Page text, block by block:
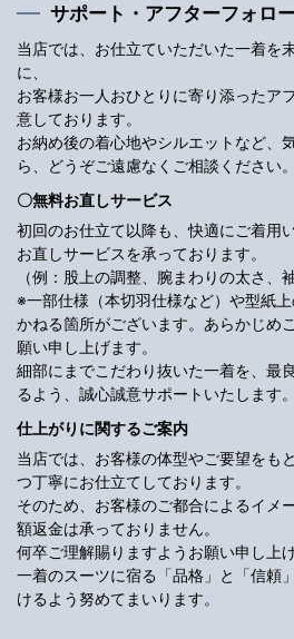
サポート・アフターフォロ
当店では、お仕立ていただいた一着を
に、
お客様お一人おひとりに寄り添ったア
意しております。
お納め後の着心地やシルエットなど、
ら、どうぞご遠慮なくご相談ください。
〇無料お直しサービス
初回のお仕立て以降も、快適にご着用
お直しサービスを承っております。
（例：股上の調整、腕まわりの太さ、
※一部仕様（本切羽仕様など）や型紙
かねる箇所がございます。あらかじめ
願い申し上げます。
細部にまでこだわり抜いた一着を、最
るよう、誠心誠意サポートいたします。
仕上がりに関するご案内
当店では、お客様の体型やご要望をも
つ丁寧にお仕立てしております。
そのため、お客様のご都合によるイメ
額返金は承っておりません。
何卒ご理解賜りますようお願い申し上げ
一着のスーツに宿る「品格」と「信頼
けるよう努めてまいります。